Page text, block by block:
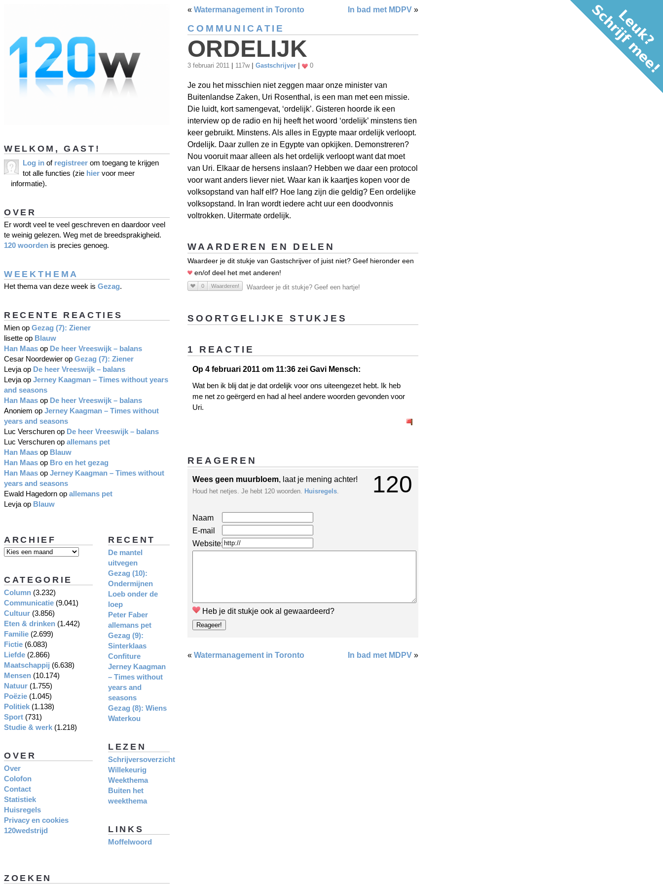
« Watermanagement in Toronto In bad met MDPV »
COMMUNICATIE
ORDELIJK
3 februari 2011 117w Gastschrijver 0
Je zou het misschien niet zeggen maar onze minister van
Buitenlandse Zaken, Uri Rosenthal, is een man met een missie.
Die luidt, kort samengevat, ‘ordelijk’. Gisteren hoorde ik een
interview op de radio en hij heeft het woord ‘ordelijk’ minstens tien
keer gebruikt. Minstens. Als alles in Egypte maar ordelijk verloopt.
Ordelijk. Daar zullen ze in Egypte van opkijken. Demonstreren?
Nou vooruit maar alleen als het ordelijk verloopt want dat moet
van Uri. Elkaar de hersens inslaan? Hebben we daar een protocol
voor want anders liever niet. Waar kan ik kaartjes kopen voor de
volksopstand van half elf? Hoe lang zijn die geldig? Een ordelijke
volksopstand. In Iran wordt iedere acht uur een doodvonnis
voltrokken. Uitermate ordelijk.
WAARDEREN EN DELEN
Waardeer je dit stukje van Gastschrijver of juist niet? Geef hieronder een
en/of deel het met anderen!
0 Waarderen! Waardeer je dit stukje? Geef een hartje!
SOORTGELIJKE STUKJES
1 REACTIE
Op 4 februari 2011 om 11:36 zei Gavi Mensch:
Wat ben ik blij dat je dat ordelijk voor ons uiteengezet hebt. Ik heb
me net zo geërgerd en had al heel andere woorden gevonden voor
Uri.
REAGEREN
120
Wees geen muurbloem, laat je mening achter!
Houd het netjes. Je hebt 120 woorden. Huisregels.
Naam
E-mail
Website:
Heb je dit stukje ook al gewaardeerd?
« Watermanagement in Toronto In bad met MDPV »
WELKOM, GAST!
Log in of registreer om toegang te krijgen
tot alle functies (zie hier voor meer
informatie).
OVER
Er wordt veel te veel geschreven en daardoor veel
te weinig gelezen. Weg met de breedsprakigheid.
120 woorden is precies genoeg.
WEEKTHEMA
Het thema van deze week is Gezag.
RECENTE REACTIES
Mien op Gezag (7): Ziener
lisette op Blauw
Han Maas op De heer Vreeswijk – balans
Cesar Noordewier op Gezag (7): Ziener
Levja op De heer Vreeswijk – balans
Levja op Jerney Kaagman – Times without years
and seasons
Han Maas op De heer Vreeswijk – balans
Anoniem op Jerney Kaagman – Times without
years and seasons
Luc Verschuren op De heer Vreeswijk – balans
Luc Verschuren op allemans pet
Han Maas op Blauw
Han Maas op Bro en het gezag
Han Maas op Jerney Kaagman – Times without
years and seasons
Ewald Hagedorn op allemans pet
Levja op Blauw
RECENT
De mantel
uitvegen
Gezag (10):
Ondermijnen
Loeb onder de
loep
Peter Faber
allemans pet
Gezag (9):
Sinterklaas
Confiture
Jerney Kaagman
– Times without
years and
seasons
Gezag (8): Wiens
Waterkou
LEZEN
Schrijversoverzicht
Willekeurig
Weekthema
Buiten het
weekthema
LINKS
Moffelwoord
ARCHIEF
CATEGORIE
Column (3.232)
Communicatie (9.041)
Cultuur (3.856)
Eten & drinken (1.442)
Familie (2.699)
Fictie (6.083)
Liefde (2.866)
Maatschappij (6.638)
Mensen (10.174)
Natuur (1.755)
Poëzie (1.045)
Politiek (1.138)
Sport (731)
Studie & werk (1.218)
OVER
Over
Colofon
Contact
Statistiek
Huisregels
Privacy en cookies
120wedstrijd
ZOEKEN